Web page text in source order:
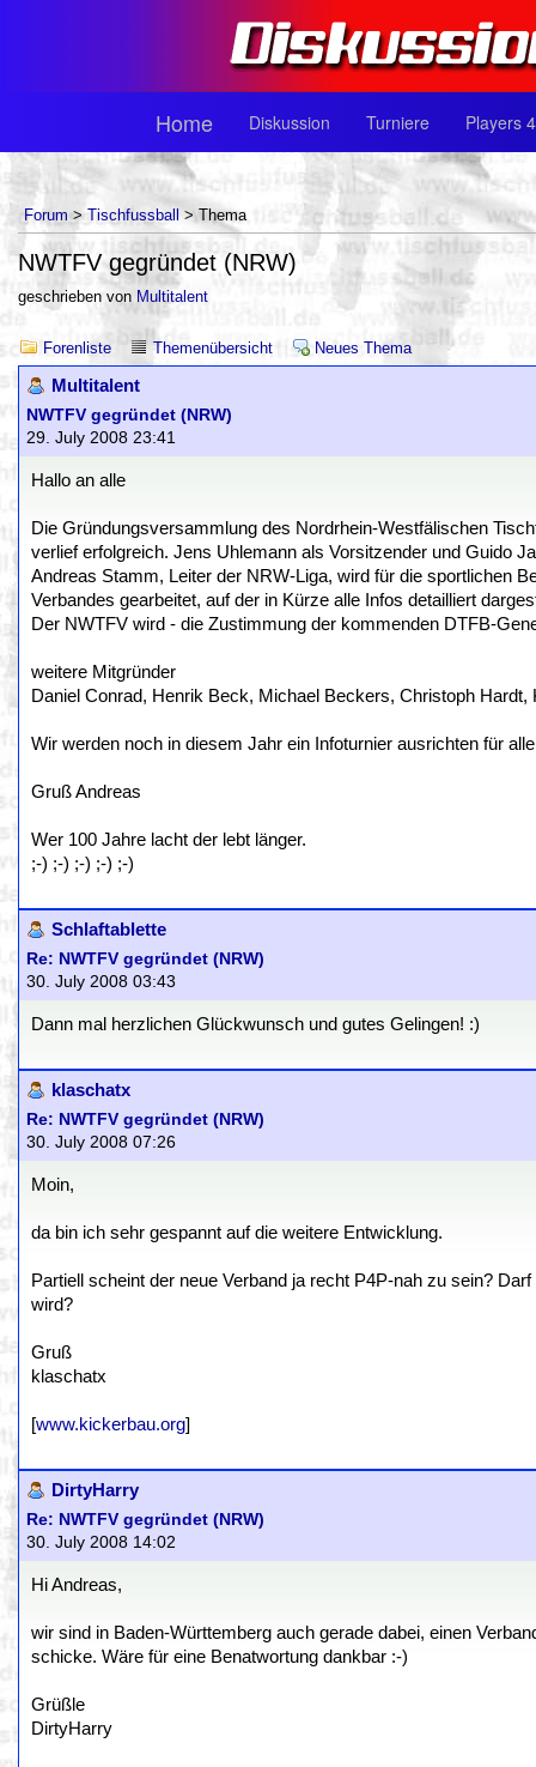
Home Diskussion Turniere Players
Forum > Tischfussball > Thema
NWTFV gegründet (NRW)
geschrieben von Multitalent
Forenliste Themenübersicht Neues Thema
Multitalent
NWTFV gegründet (NRW)
29. July 2008 23:41
Hallo an alle
Die Gründungsversammlung des Nordrhein-Westfälischen
verlief erfolgreich. Jens Uhlemann als Vorsitzender und Guido
Andreas Stamm, Leiter der NRW-Liga, wird für die sportlichen
Verbandes gearbeitet, auf der in Kürze alle Infos detailliert
Der NWTFV wird - die Zustimmung der kommenden DTFB-
weitere Mitgründer
Daniel Conrad, Henrik Beck, Michael Beckers, Christoph Hardt,
Wir werden noch in diesem Jahr ein Infoturnier ausrichten für
Gruß Andreas
Wer 100 Jahre lacht der lebt länger.
;-) ;-) ;-) ;-) ;-)
Schlaftablette
Re: NWTFV gegründet (NRW)
30. July 2008 03:43
Dann mal herzlichen Glückwunsch und gutes Gelingen! :)
klaschatx
Re: NWTFV gegründet (NRW)
30. July 2008 07:26
Moin,
da bin ich sehr gespannt auf die weitere Entwicklung.
Partiell scheint der neue Verband ja recht P4P-nah zu sein?
wird?
Gruß
klaschatx
[www.kickerbau.org]
DirtyHarry
Re: NWTFV gegründet (NRW)
30. July 2008 14:02
Hi Andreas,
wir sind in Baden-Württemberg auch gerade dabei, einen
schicke. Wäre für eine Benatwortung dankbar :-)
Grüßle
DirtyHarry